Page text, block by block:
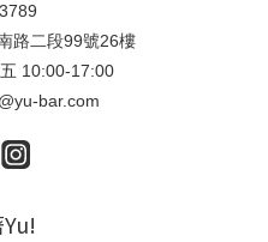
路二段99號26樓
10:00-17:00
bar.com